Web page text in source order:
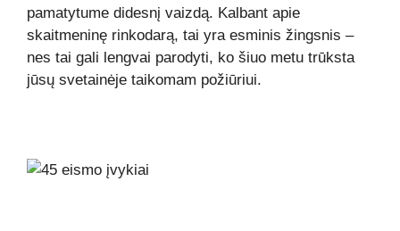
pamatytume didesnį vaizdą. Kalbant apie
skaitmeninę rinkodarą, tai yra esminis žingsnis –
nes tai gali lengvai parodyti, ko šiuo metu trūksta
jūsų svetainėje taikomam požiūriui.